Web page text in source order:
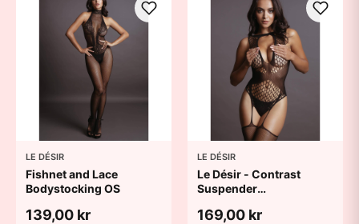
LE DÉSIR
Fishnet and Lace
Bodystocking OS
139,00 kr
LE DÉSIR
Le Désir - Contrast
Suspender
169,00 kr